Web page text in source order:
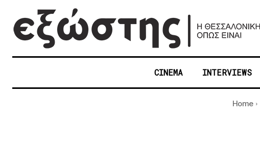
CINEMA INTERVIEWS
Home